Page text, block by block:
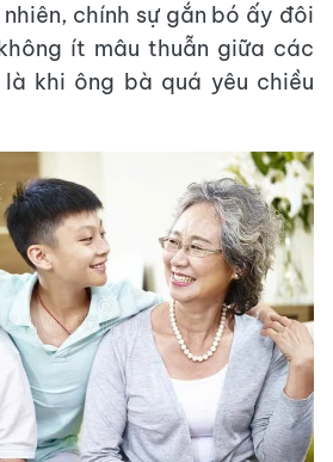
chính sự gắn bó ấy đôi
ít mâu thuẫn giữa các
khi ông bà quá yêu chiều